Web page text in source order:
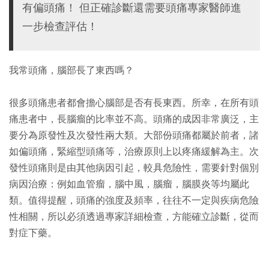
有偏頭痛！ 但正確診斷還需要頭痛專家醫師進
一步檢查評估！
我常頭痛，腦部長了東西嗎？
很多頭痛患者都會擔心腦部是否有長東西。所幸，在所有頭
痛患者中，長腦瘤的比率並不高。頭痛的成因非常廣泛，主
要分為原發性及次發性兩大類。大部份頭痛都屬於前者，諸
如偏頭痛，緊縮型頭痛等，治療原則上以疼痛緩解為主。次
發性頭痛則是由其他病因引起，較具危險性，需要針對個別
病因治療：例如血管瘤，腦中風，腦瘤，腦膜炎等均屬此
類。值得提醒，頭痛的強度及頻率，往往不一定與疾病危險
性相關，所以必須透過專家詳細檢查，方能確立診斷，從而
對症下藥。